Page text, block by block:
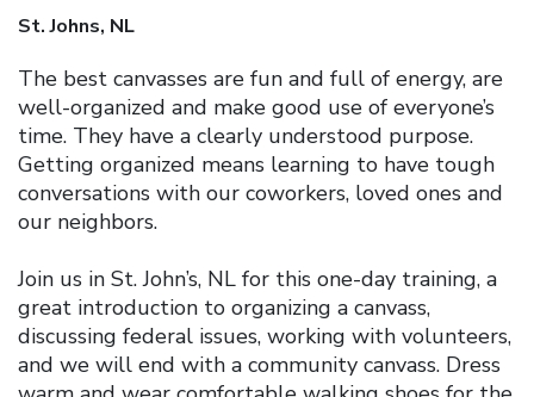
St. Johns, NL
The best canvasses are fun and full of energy, are
well-organized and make good use of everyone’s
time. They have a clearly understood purpose.
Getting organized means learning to have tough
conversations with our coworkers, loved ones and
our neighbors.
Join us in St. John’s, NL for this one-day training, a
great introduction to organizing a canvass,
discussing federal issues, working with volunteers,
and we will end with a community canvass. Dress